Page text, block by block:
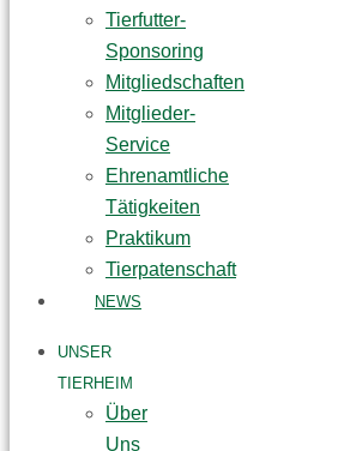
Tierfutter-
Sponsoring
Mitgliedschaften
Mitglieder-
Service
Ehrenamtliche
Tätigkeiten
Praktikum
Tierpatenschaft
NEWS
UNSER
TIERHEIM
Über
Uns